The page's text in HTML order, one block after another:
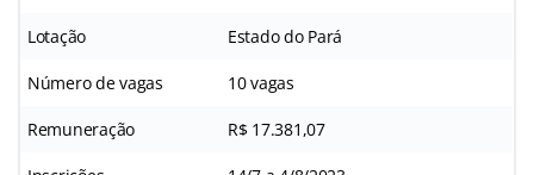
Lotação Estado do Pará
Número de vagas 10 vagas
Remuneração R$ 17.381,07